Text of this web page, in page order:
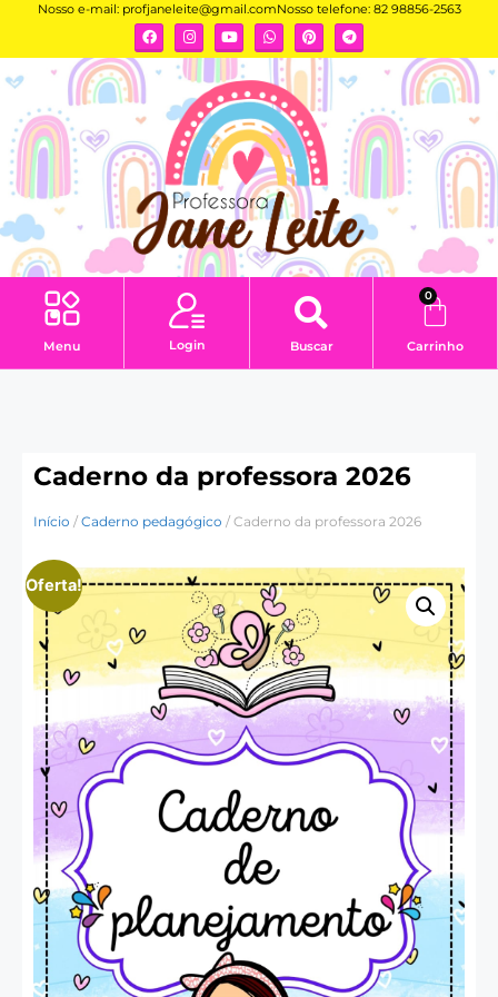
Nosso e-mail: profjaneleite@gmail.comNosso telefone: 82 98856-2563
Menu Login Buscar
0
Carrinho
Caderno da professora 2026
Início / Caderno pedagógico / Caderno da professora 2026
Oferta!